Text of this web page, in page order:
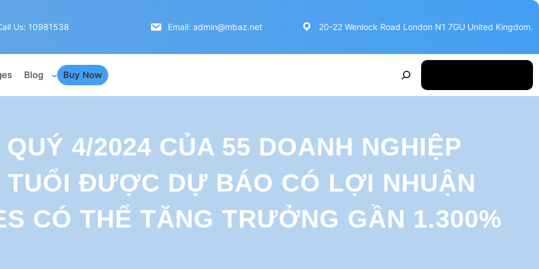
Us: 10981538 Email: admin@mbaz.net 20-22 Wenlock Road London N1 7GU United Kingdom.
Blog Buy Now
c
h
4/2024 CỦA 55 DOANH NGHIỆP
TUỔI ĐƯỢC DỰ BÁO CÓ LỢI NHUẬN
CÓ THỂ TĂNG TRƯỞNG GẦN 1.300%